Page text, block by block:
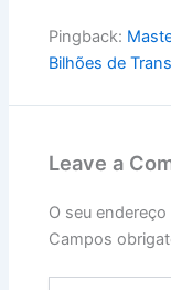
Pingback:
Bilhões de
Leave a
O seu
Campos